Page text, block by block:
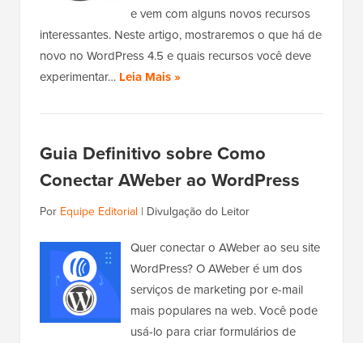
e vem com alguns novos recursos
interessantes. Neste artigo, mostraremos o que há de
novo no WordPress 4.5 e quais recursos você deve
experimentar… Leia Mais »
Guia Definitivo sobre Como
Conectar AWeber ao WordPress
Por Equipe Editorial | Divulgação do Leitor
Quer conectar o AWeber ao seu site
WordPress? O AWeber é um dos
serviços de marketing por e-mail
mais populares na web. Você pode
usá-lo para criar formulários de